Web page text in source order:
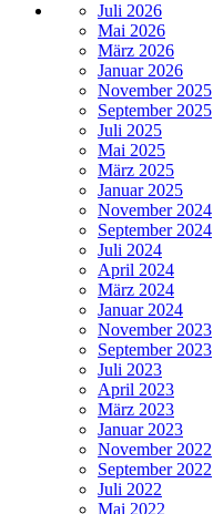
Juli 2026
Mai 2026
März 2026
Januar 2026
November 2025
September 2025
Juli 2025
Mai 2025
März 2025
Januar 2025
November 2024
September 2024
Juli 2024
April 2024
März 2024
Januar 2024
November 2023
September 2023
Juli 2023
April 2023
März 2023
Januar 2023
November 2022
September 2022
Juli 2022
Mai 2022